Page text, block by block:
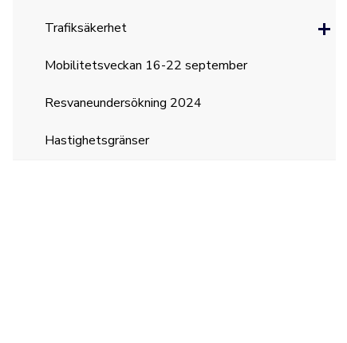
Trafiksäkerhet
Mobilitetsveckan 16-22 september
Resvaneundersökning 2024
Hastighetsgränser